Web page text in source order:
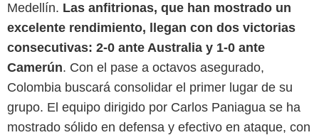
Medellín. Las anfitrionas, que han mostrado un
excelente rendimiento, llegan con dos victorias
consecutivas: 2-0 ante Australia y 1-0 ante
Camerún. Con el pase a octavos asegurado,
Colombia buscará consolidar el primer lugar de su
grupo. El equipo dirigido por Carlos Paniagua se ha
mostrado sólido en defensa y efectivo en ataque, con